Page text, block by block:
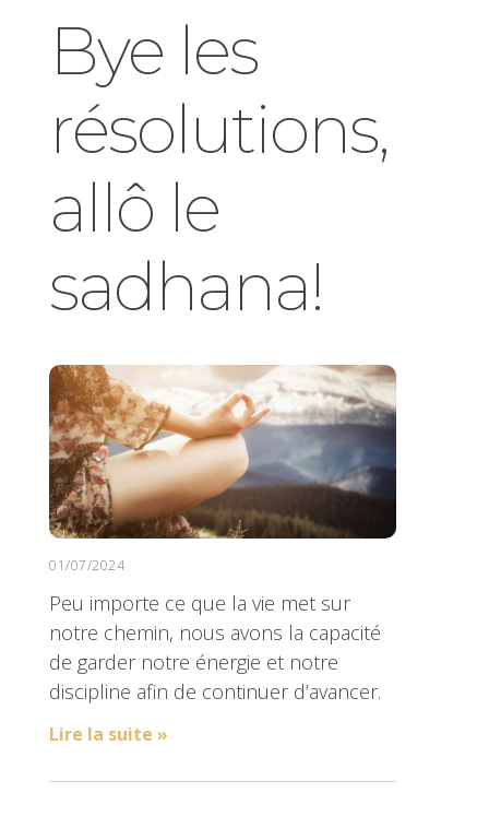
Bye les
résolutions,
allô le
sadhana!
01/07/2024
Peu importe ce que la vie met sur
notre chemin, nous avons la capacité
de garder notre énergie et notre
discipline afin de continuer d’avancer.
Lire la suite »